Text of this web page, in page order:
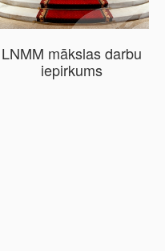
LNMM mākslas darbu
iepirkums